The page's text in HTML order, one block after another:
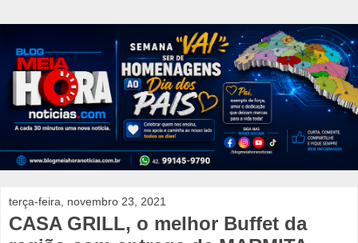
terça-feira, novembro 23, 2021
CASA GRILL, o melhor Buffet da